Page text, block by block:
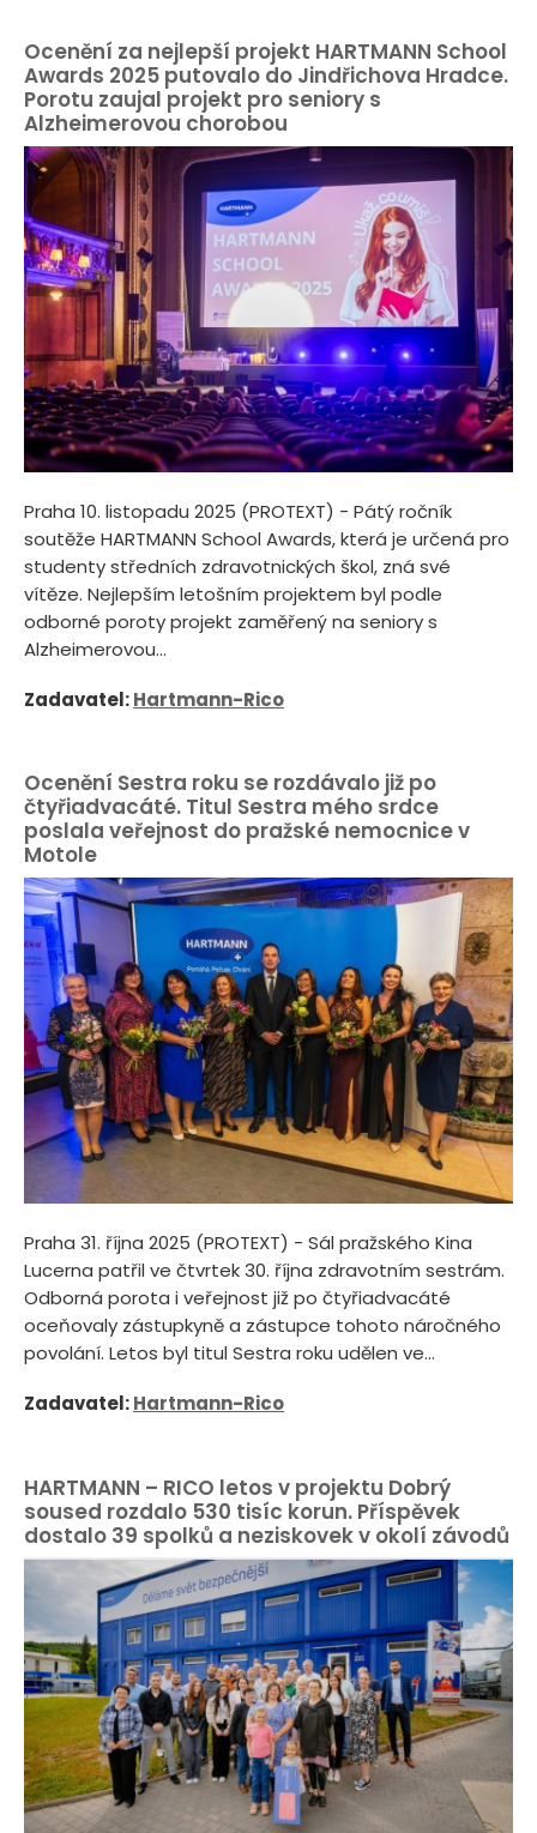
Ocenění za nejlepší projekt HARTMANN School
Awards 2025 putovalo do Jindřichova Hradce.
Porotu zaujal projekt pro seniory s
Alzheimerovou chorobou
Praha 10. listopadu 2025 (PROTEXT) - Pátý ročník
soutěže HARTMANN School Awards, která je určená pro
studenty středních zdravotnických škol, zná své
vítěze. Nejlepším letošním projektem byl podle
odborné poroty projekt zaměřený na seniory s
Alzheimerovou...
Zadavatel:Hartmann-Rico
Ocenění Sestra roku se rozdávalo již po
čtyřiadvacáté. Titul Sestra mého srdce
poslala veřejnost do pražské nemocnice v
Motole
Praha 31. října 2025 (PROTEXT) - Sál pražského Kina
Lucerna patřil ve čtvrtek 30. října zdravotním sestrám.
Odborná porota i veřejnost již po čtyřiadvacáté
oceňovaly zástupkyně a zástupce tohoto náročného
povolání. Letos byl titul Sestra roku udělen ve...
Zadavatel:Hartmann-Rico
HARTMANN – RICO letos v projektu Dobrý
soused rozdalo 530 tisíc korun. Příspěvek
dostalo 39 spolků a neziskovek v okolí závodů